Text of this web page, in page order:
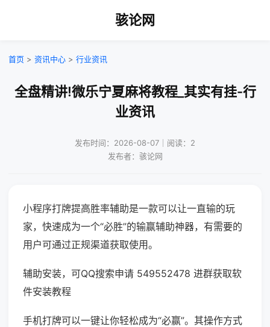
骇论网
首页 > 资讯中心 > 行业资讯
全盘精讲!微乐宁夏麻将教程_其实有挂-行
业资讯
发布时间：2026-08-07｜阅读：2
发布者：骇论网
小程序打牌提高胜率辅助是一款可以让一直输的玩
家，快速成为一个“必胜”的输赢辅助神器，有需要的
用户可通过正规渠道获取使用。
辅助安装，可QQ搜索申请 549552478 进群获取软
件安装教程
手机打牌可以一键让你轻松成为“必赢”。其操作方式